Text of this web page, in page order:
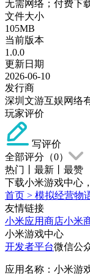
无需网络；付费下
文件大小
105MB
当前版本
1.0.0
更新日期
2026-06-10
发行商
深圳文游互娱网络
玩家评价
写评价
全部评分（0）
热门
最新
最赞
下载小米游戏中心
首页 > 模拟经营物
友情链接
小米应用商店小米
小米游戏中心
开发者平台微信公
应用名称：小米游